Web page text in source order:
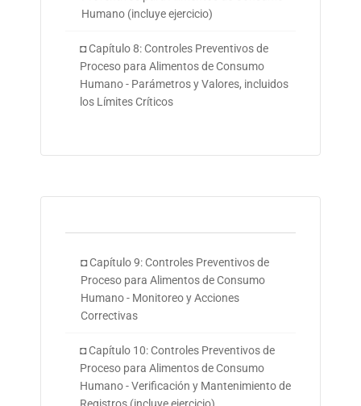
Humano (incluye ejercicio)
◘ Capítulo 8: Controles Preventivos de
Proceso para Alimentos de Consumo
Humano - Parámetros y Valores, incluidos
los Límites Críticos
◘ Capítulo 9: Controles Preventivos de
Proceso para Alimentos de Consumo
Humano - Monitoreo y Acciones
Correctivas
◘ Capítulo 10: Controles Preventivos de
Proceso para Alimentos de Consumo
Humano - Verificación y Mantenimiento de